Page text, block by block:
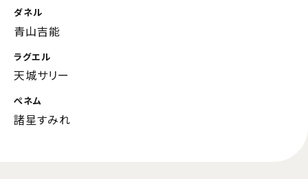
ダネル
青山吉能
ラグエル
天城サリー
ぺネム
諸星すみれ